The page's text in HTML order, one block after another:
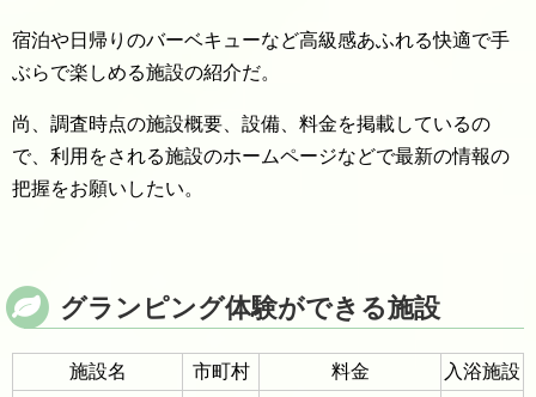
宿泊や日帰りのバーベキューなど高級感あふれる快適で手
ぶらで楽しめる施設の紹介だ。
尚、調査時点の施設概要、設備、料金を掲載しているの
で、利用をされる施設のホームページなどで最新の情報の
把握をお願いしたい。
グランピング体験ができる施設
施設名 市町村 料金
入浴施設